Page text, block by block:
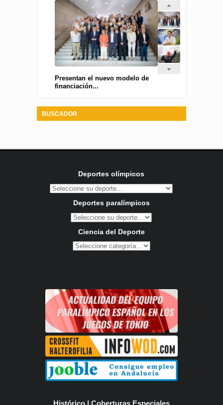
Presentan el nuevo modelo de
financiación...
BUSCADOR
Deportes olímpicos
Deportes paralímpicos
Ciencia del Deporte
Histórico | Coberturas Especiales